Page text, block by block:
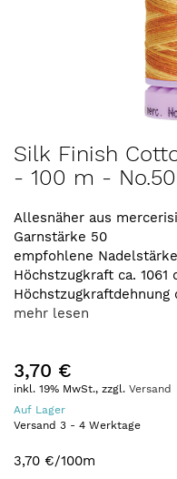
Zum
Anfang
der
springen
Silk Finish
- 100 m -
Allesnäher aus
Garnstärke 50
empfohlene
Höchstzugkraft ca. 1061
Höchstzugkraftdehnung
mehr lesen
3,70 €
inkl. 19% MwSt., zzgl. Versand
Auf Lager
Versand 3 - 4 Werktage
3,70 €/100m